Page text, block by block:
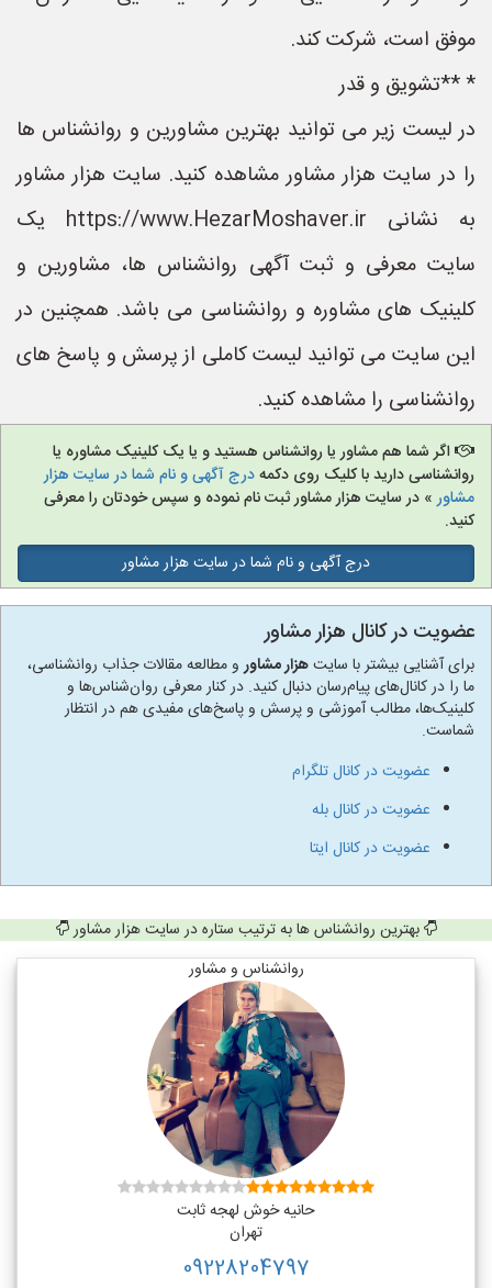
موفق است، شرکت کند.
* **تشویق و قدر
در لیست زیر می توانید بهترین مشاورین و روانشناس ها
را در سایت هزار مشاور مشاهده کنید. سایت هزار مشاور
به نشانی https://www.HezarMoshaver.ir یک
سایت معرفی و ثبت آگهی روانشناس ها، مشاورین و
کلینیک های مشاوره و روانشناسی می باشد. همچنین در
این سایت می توانید لیست کاملی از پرسش و پاسخ های
روانشناسی را مشاهده کنید.
اگر شما هم مشاور یا روانشناس هستید و یا یک کلینیک مشاوره یا
روانشناسی دارید با کلیک روی دکمهدرج آگهی و نام شما در سایت هزار
مشاور» در سایت هزار مشاور ثبت نام نموده و سپس خودتان را معرفی
کنید.
درج آگهی و نام شما در سایت هزار مشاور
عضویت در کانال هزار مشاور
برای آشنایی بیشتر با سایتهزار مشاورو مطالعه مقالات جذاب روانشناسی،
ما را در کانال‌های پیام‌رسان دنبال کنید. در کنار معرفی روان‌شناس‌ها و
کلینیک‌ها، مطالب آموزشی و پرسش و پاسخ‌های مفیدی هم در انتظار
شماست.
عضویت در کانال تلگرام
عضویت در کانال بله
عضویت در کانال ایتا
بهترین روانشناس ها به ترتیب ستاره در سایت هزار مشاور
روانشناس و مشاور
حانیه خوش لهجه ثابت
تهران
09228204797